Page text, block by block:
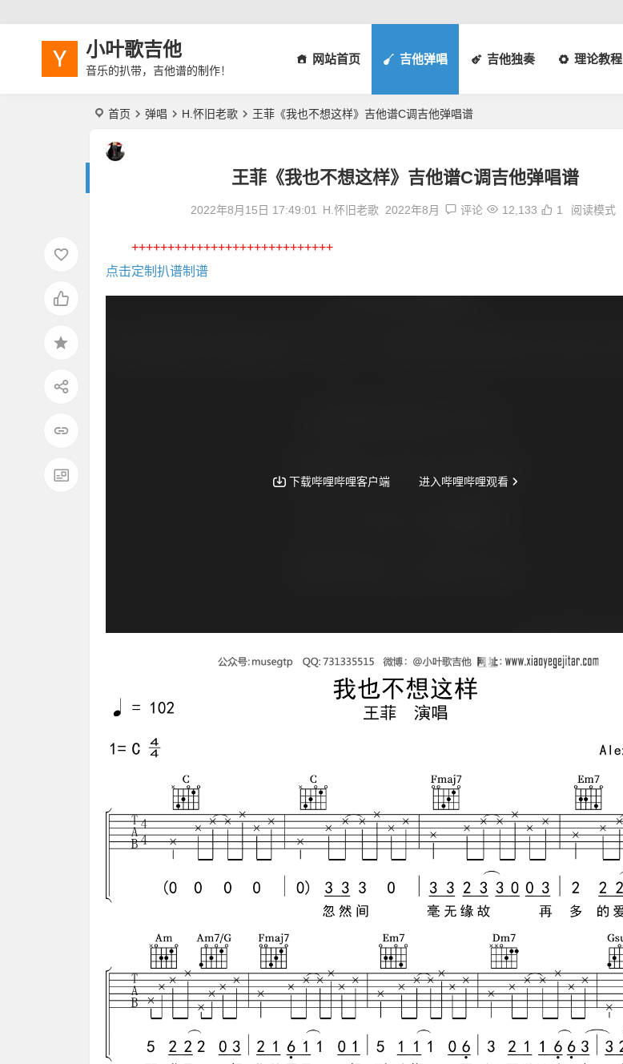
小叶歌吉他
音乐的扒带，吉他谱的制作！
网站首页 吉他弹唱 吉他独奏 理论教程
首页 弹唱 H.怀旧老歌 王菲《我也不想这样》吉他谱C调吉他弹唱谱
王菲《我也不想这样》吉他谱C调吉他弹唱谱
2022年8月15日 17:49:01 H.怀旧老歌 2022年8月 评论 12,133 1 阅读模式
++++++++++++++++++++++++++++
点击定制扒谱制谱